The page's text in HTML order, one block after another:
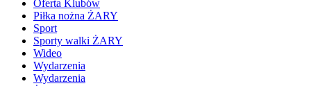
Oferta Klubów
Piłka nożna ŻARY
Sport
Sporty walki ŻARY
Wideo
Wydarzenia
Wydarzenia